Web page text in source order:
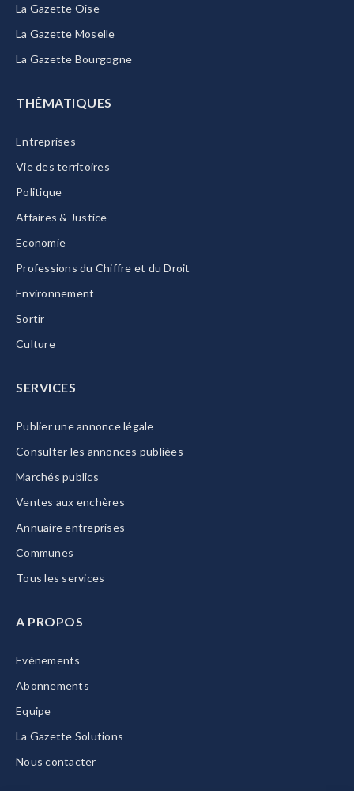
La Gazette Oise
La Gazette Moselle
La Gazette Bourgogne
THÉMATIQUES
Entreprises
Vie des territoires
Politique
Affaires & Justice
Economie
Professions du Chiffre et du Droit
Environnement
Sortir
Culture
SERVICES
Publier une annonce légale
Consulter les annonces publiées
Marchés publics
Ventes aux enchères
Annuaire entreprises
Communes
Tous les services
A PROPOS
Evénements
Abonnements
Equipe
La Gazette Solutions
Nous contacter